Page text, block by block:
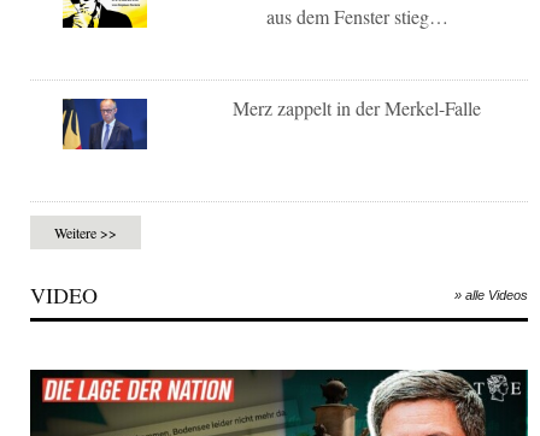
aus dem Fenster stieg…
Merz zappelt in der Merkel-Falle
Weitere >>
VIDEO » alle Videos